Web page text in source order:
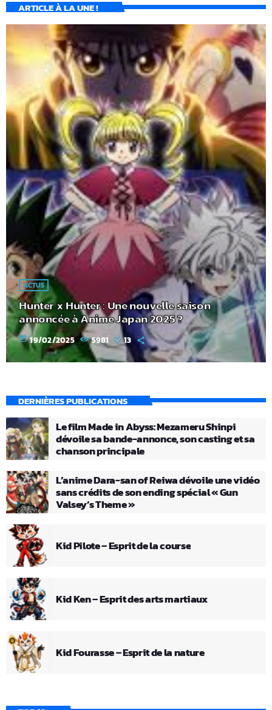
ARTICLE À LA UNE !
ACTUS
Hunter x Hunter : Une nouvelle saison
annoncée à Anime Japan 2025 ?
today 19/02/2025 5981 13
DERNIÈRES PUBLICATIONS
Le film Made in Abyss: Mezameru Shinpi
dévoile sa bande-annonce, son casting et sa
chanson principale
L’anime Dara-san of Reiwa dévoile une vidéo
sans crédits de son ending spécial « Gun
Valsey’s Theme »
Kid Pilote – Esprit de la course
Kid Ken – Esprit des arts martiaux
Kid Fourasse – Esprit de la nature